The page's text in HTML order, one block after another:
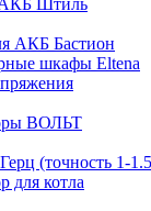
Штиль
АКБ Бастион
шкафы Eltena
ВОЛЬТ
(точность 1-
для котла